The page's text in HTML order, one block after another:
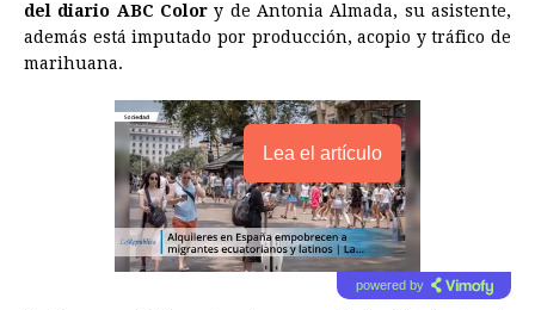
del diario ABC Color y de Antonia Almada, su asistente,
además está imputado por producción, acopio y tráfico de
marihuana.
Lea el artículo
powered by